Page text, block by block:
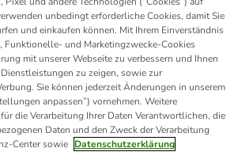
unbedingt erforderliche Cookies, damit Sie
und einkaufen können. Mit Ihrem Einverständnis
Funktionelle- und Marketingzwecke-Cookies
mit unserer Webseite zu verbessern und Ihnen
zu zeigen, sowie zur
Sie können jederzeit Änderungen in unserem
anpassen”) vornehmen. Weitere
die Verarbeitung Ihrer Daten Verantwortlichen, die
Daten und den Zweck der Verarbeitung
Center sowie Datenschutzerklärung